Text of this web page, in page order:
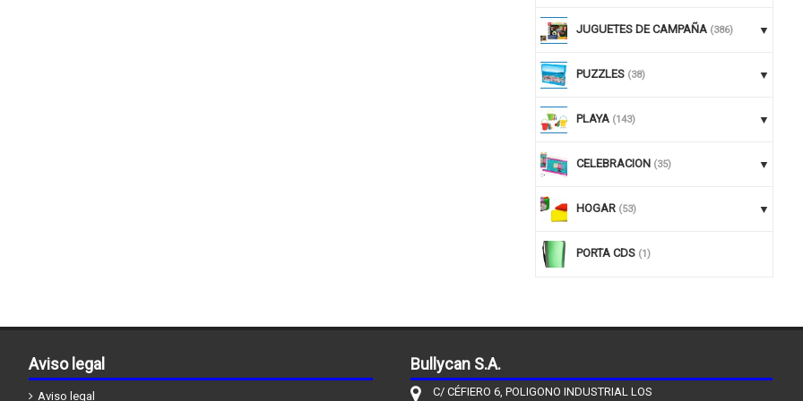
JUGUETES DE CAMPAÑA (386)
PUZZLES (38)
PLAYA (143)
CELEBRACION (35)
HOGAR (53)
PORTA CDS (1)
Aviso legal
Aviso legal
Bullycan S.A.
C/ CÉFIERO 6, POLIGONO INDUSTRIAL LOS